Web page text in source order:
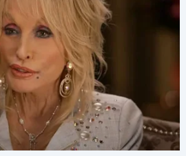
мужчиной на днях… Они
кричал. Что-то здесь не
тревогу. Кто он?
Почему мы — бабушка и
всегда так любила —